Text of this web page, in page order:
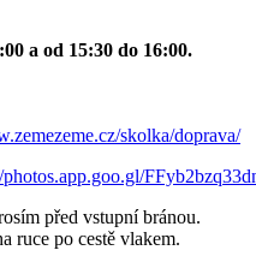
a od 15:30 do 16:00.
skolka/doprava/
photos.app.goo.gl/
před vstupní bránou.
ruce po cestě vlakem.